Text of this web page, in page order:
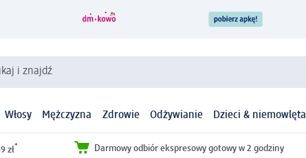
i znajdź
Włosy Mężczyzna Zdrowie Odżywianie Dzieci & niemowlęta
zł* Darmowy odbiór ekspresowy gotowy w 2 godziny